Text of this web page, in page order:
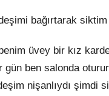
bağırtarak siktim
üvey bir kız
gün ben salonda
nişanlıydı şimdi